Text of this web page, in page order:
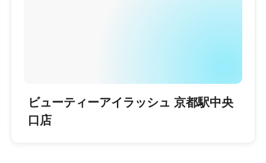
ビューティーアイラッシュ 京都駅中央
口店